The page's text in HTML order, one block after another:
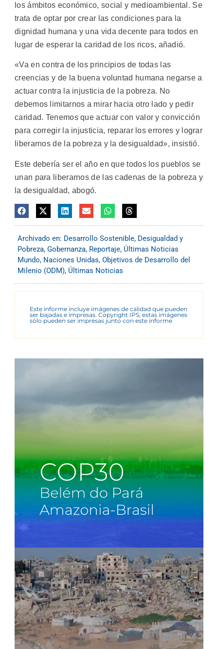
los ámbitos económico, social y medioambiental. Se
trata de optar por crear las condiciones para la
dignidad humana y una vida decente para todos en
lugar de esperar la caridad de los ricos, añadió.
«Va en contra de los principios de todas las
creencias y de la buena voluntad humana negarse a
actuar contra la injusticia de la pobreza. No
debemos limitarnos a mirar hacia otro lado y pedir
caridad. Tenemos que actuar con valor y convicción
para corregir la injusticia, reparar los errores y lograr
liberarnos de la pobreza y la desigualdad», insistió.
Este debería ser el año en que todos los pueblos se
unan para liberarnos de las cadenas de la pobreza y
la desigualdad, abogó.
Archivado en: Desarrollo Sostenible, Desigualdad y
Pobreza, Gobernanza, Reportaje, Últimas Noticias
Mundo, Naciones Unidas, Objetivos de Desarrollo del
Milenio (ODM), Últimas Noticias
Este informe incluye imágenes de calidad que pueden
ser bajadas e impresas. Copyright IPS, estas imágenes
sólo pueden ser impresas junto con este informe